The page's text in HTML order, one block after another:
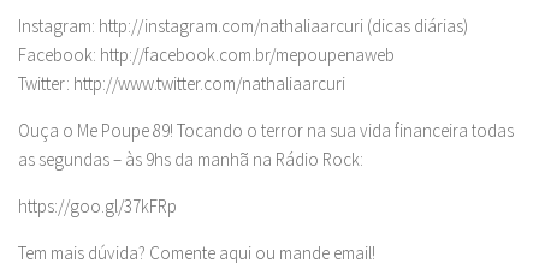
Instagram: http://instagram.com/nathaliaarcuri (dicas diárias)
Facebook: http://facebook.com.br/mepoupenaweb
Twitter: http://www.twitter.com/nathaliaarcuri
Ouça o Me Poupe 89! Tocando o terror na sua vida financeira todas
as segundas – às 9hs da manhã na Rádio Rock:
https://goo.gl/37kFRp
Tem mais dúvida? Comente aqui ou mande email!